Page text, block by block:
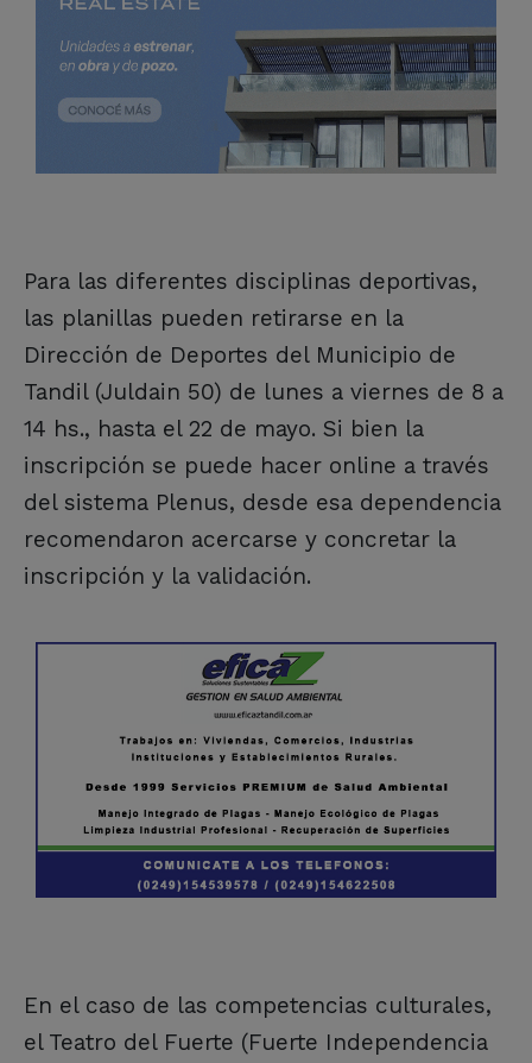
Para las diferentes disciplinas deportivas,
las planillas pueden retirarse en la
Dirección de Deportes del Municipio de
Tandil (Juldain 50) de lunes a viernes de 8 a
14 hs., hasta el 22 de mayo. Si bien la
inscripción se puede hacer online a través
del sistema Plenus, desde esa dependencia
recomendaron acercarse y concretar la
inscripción y la validación.
En el caso de las competencias culturales,
el Teatro del Fuerte (Fuerte Independencia